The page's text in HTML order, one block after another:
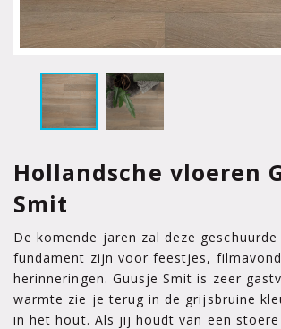
Hollandsche vloeren
Smit
De komende jaren zal deze
fundament zijn voor feestjes,
herinneringen. Guusje Smit is zeer
warmte zie je terug in de grijsbruine
in het hout. Als jij houdt van een